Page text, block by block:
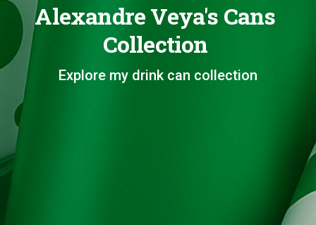
Alexandre Veya's Cans
Collection
Explore my drink can collection